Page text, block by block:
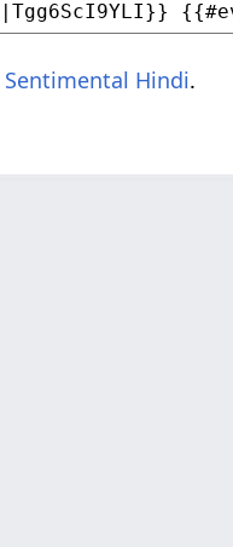
Sentimental Hindi.